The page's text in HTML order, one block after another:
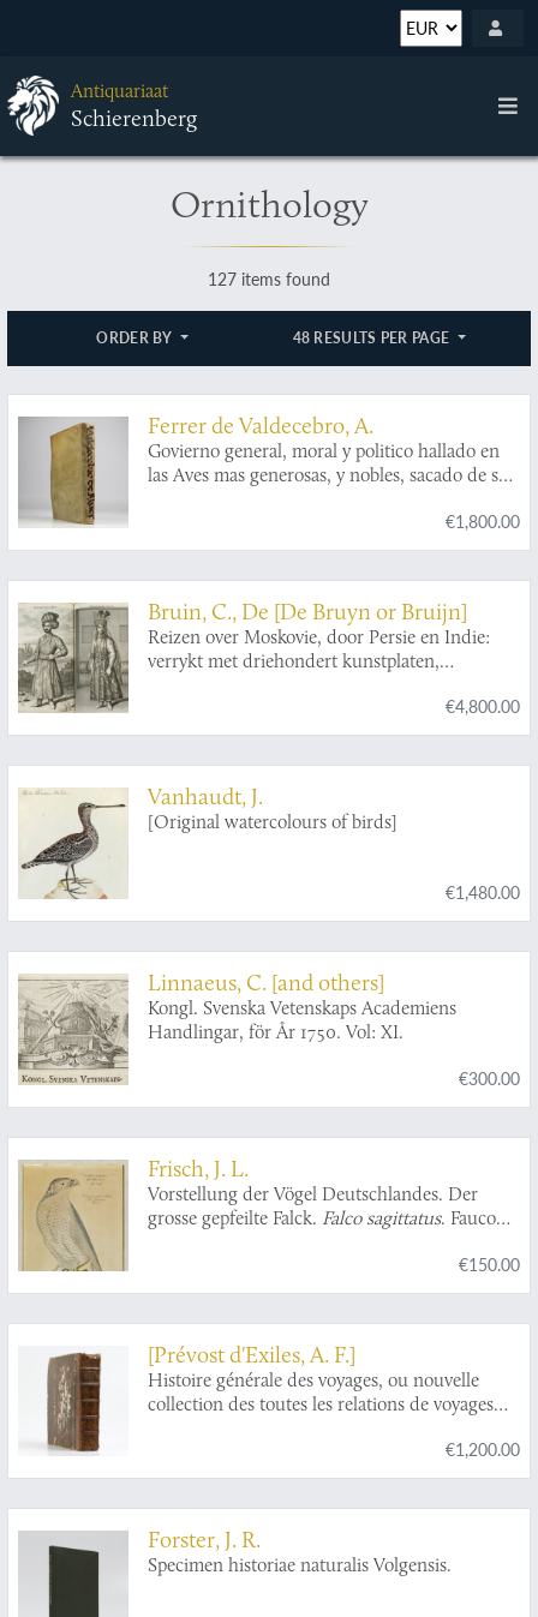
Antiquariaat
Schierenberg
Ornithology
127 items found
ORDER BY 48 RESULTS PER PAGE
Ferrer de Valdecebro, A.
Govierno general, moral y politico hallado en
las Aves mas generosas, y nobles, sacado de sus
Valdecebro...le consagra al gloriosissimo Padre,
€1,800.00
Bruin, C., De [De Bruyn or Bruijn]
Reizen over Moskovie, door Persie en Indie:
verrykt met driehondert kunstplaten,
steden, ook de byzondere dragten, beesten,
gewassen en planten, die door gevonden
heerlijke en van oudts de geheele werrelt door
befaemde hof van Persepolis, by den Persianen
afgetekent, en nooit voor dezen in 't ligt
gebragt.
€4,800.00
Vanhaudt, J.
[Original watercolours of birds]
€1,480.00
Linnaeus, C. [and others]
Kongl. Svenska Vetenskaps Academiens
Handlingar, för År 1750. Vol: XI.
€300.00
Frisch, J. L.
Vorstellung der Vögel Deutschlandes. Der
grosse gepfeilte Falck. Falco sagittatus. Faucon.
€150.00
[Prévost d'Exiles, A. F.]
Histoire générale des voyages, ou nouvelle
collection des toutes les relations de voyages
présent dans les différentes langues de toutes
les nations connus: ... Tome dix-septième.
partie. Livre septième. Vies des gouverneurs
généraux, avec l'abregé de l'histoire des
€1,200.00
Forster, J. R.
Specimen historiae naturalis Volgensis.